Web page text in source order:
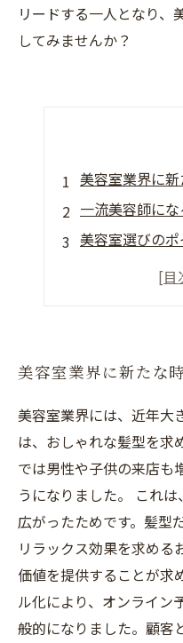
リードする一人となり、
してみませんか？
美容室業界に
一流美容師に
美容室選びのポ
美容室でのキャ
美容室業界に新たな
美容室業界には、近年大
は、おしゃれな髪型を求
では男性や子供の来店も
うになりました。 これ
広がったためです。髪型
リラックス効果を求める
価値を提供することが求
ル化により、オンライン
般的になりました。顧客